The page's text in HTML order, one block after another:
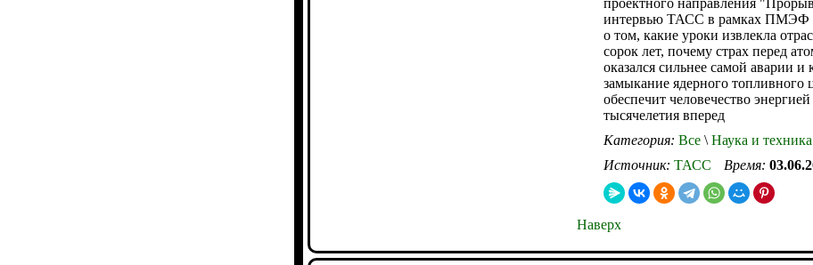
интервью ТАСС в рамках ПМЭФ
о том, какие уроки извлекла
сорок лет, почему страх перед
оказался сильнее самой аварии и
замыкание ядерного топливного
обеспечит человечество энергией
тысячелетия вперед
Категория: Все \ Наука и техника
Источник: ТАСС Время:
Наверх